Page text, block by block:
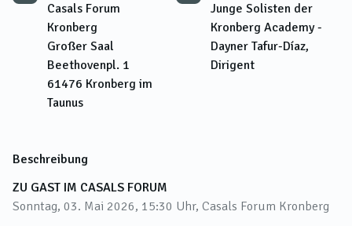
Casals Forum
Kronberg
Großer Saal
Beethovenpl. 1
61476 Kronberg im
Taunus
Junge Solisten der
Kronberg Academy -
Dayner Tafur-Díaz,
Dirigent
Beschreibung
ZU GAST IM CASALS FORUM
Sonntag, 03. Mai 2026, 15:30 Uhr, Casals Forum Kronberg